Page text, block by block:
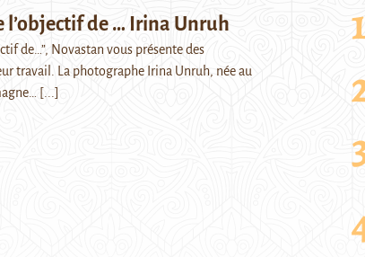
l’objectif de … Irina Unruh
de…”, Novastan vous présente des
travail. La photographe Irina Unruh, née au
[...]